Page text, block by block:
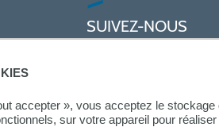
accepter », vous acceptez le
sur votre appareil pour
SUIVEZ-NOUS